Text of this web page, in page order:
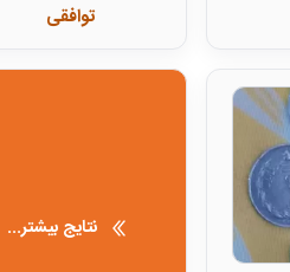
توافقی
نتایج بیشتر...